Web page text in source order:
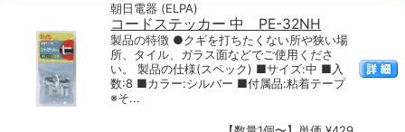
朝日電器 (ELPA)
コードステッカー 中 PE-32NH
製品の特徴 ●クギを打ちたくない所や狭い場
所、タイル、ガラス面などでご使用くださ
い。 製品の仕様(スペック) ■サイズ:中 ■入
数:8 ■カラー:シルバー ■付属品:粘着テープ
※そ...